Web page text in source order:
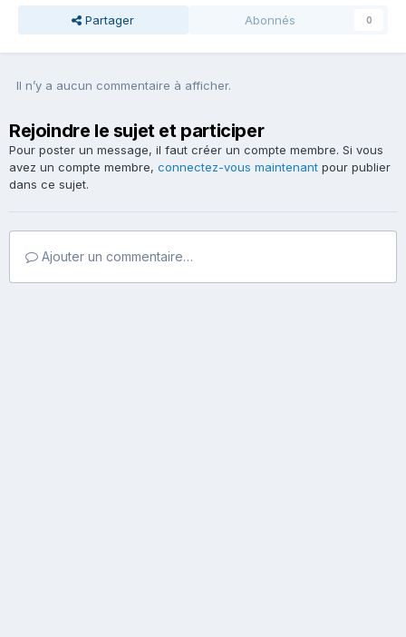
Partager Abonnés 0
Il n’y a aucun commentaire à afficher.
Rejoindre le sujet et participer
Pour poster un message, il faut créer un compte membre. Si vous
avez un compte membre, connectez-vous maintenant pour publier
dans ce sujet.
Ajouter un commentaire…